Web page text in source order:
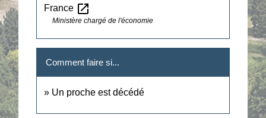
France open_in_new
Ministère chargé de l'économie
Comment faire si...
Un proche est décédé